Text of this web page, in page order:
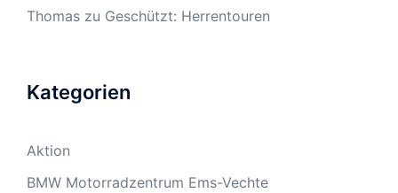
Thomas zu Geschützt: Herrentouren
Kategorien
Aktion
BMW Motorradzentrum Ems-Vechte